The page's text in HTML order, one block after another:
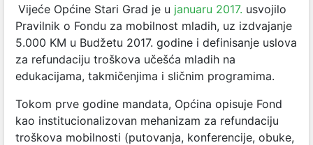
Vijeće Općine Stari Grad je u januaru 2017. usvojilo
Pravilnik o Fondu za mobilnost mladih, uz izdvajanje
5.000 KM u Budžetu 2017. godine i definisanje uslova
za refundaciju troškova učešća mladih na
edukacijama, takmičenjima i sličnim programima.
Tokom prve godine mandata, Općina opisuje Fond
kao institucionalizovan mehanizam za refundaciju
troškova mobilnosti (putovanja, konferencije, obuke,